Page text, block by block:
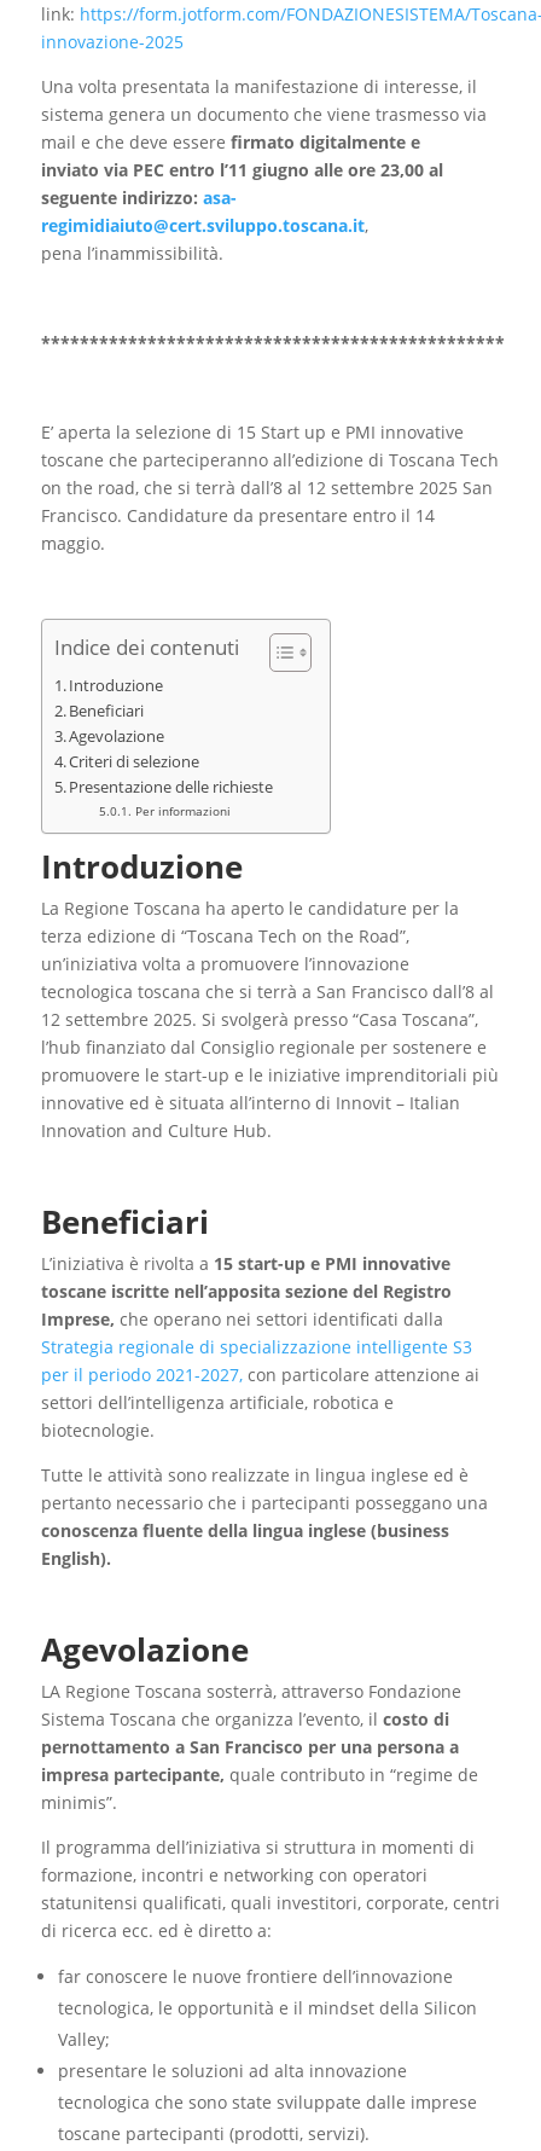
link: https://form.jotform.com/FONDAZIONESISTEMA/
innovazione-2025
Una volta presentata la manifestazione di interesse, il
sistema genera un documento che viene trasmesso via
mail e che deve essere firmato digitalmente e
inviato via PEC entro l’11 giugno alle ore 23,00 al
seguente indirizzo: asa-
regimidiaiuto@cert.sviluppo.toscana.it,
pena l’inammissibilità.
************************************************
E’ aperta la selezione di 15 Start up e PMI innovative
toscane che parteciperanno all’edizione di Toscana Tech
on the road, che si terrà dall’8 al 12 settembre 2025 San
Francisco. Candidature da presentare entro il 14
maggio.
Indice dei contenuti
Introduzione
Beneficiari
Agevolazione
Criteri di selezione
Presentazione delle richieste
Per informazioni
Introduzione
La Regione Toscana ha aperto le candidature per la
terza edizione di “Toscana Tech on the Road”,
un’iniziativa volta a promuovere l’innovazione
tecnologica toscana che si terrà a San Francisco dall’8 al
12 settembre 2025. Si svolgerà presso “Casa Toscana”,
l’hub finanziato dal Consiglio regionale per sostenere e
promuovere le start-up e le iniziative imprenditoriali più
innovative ed è situata all’interno di Innovit – Italian
Innovation and Culture Hub.
Beneficiari
L’iniziativa è rivolta a 15 start-up e PMI innovative
toscane iscritte nell’apposita sezione del Registro
Imprese, che operano nei settori identificati dalla
Strategia regionale di specializzazione intelligente S3
per il periodo 2021-2027,con particolare attenzione ai
settori dell’intelligenza artificiale, robotica e
biotecnologie.
Tutte le attività sono realizzate in lingua inglese ed è
pertanto necessario che i partecipanti posseggano una
conoscenza fluente della lingua inglese (business
English).
Agevolazione
LA Regione Toscana sosterrà, attraverso Fondazione
Sistema Toscana che organizza l’evento, il costo di
pernottamento a San Francisco per una persona a
impresa partecipante, quale contributo in “regime de
minimis”.
Il programma dell’iniziativa si struttura in momenti di
formazione, incontri e networking con operatori
statunitensi qualificati, quali investitori, corporate, centri
di ricerca ecc. ed è diretto a:
far conoscere le nuove frontiere dell’innovazione
tecnologica, le opportunità e il mindset della Silicon
Valley;
presentare le soluzioni ad alta innovazione
tecnologica che sono state sviluppate dalle imprese
toscane partecipanti (prodotti, servizi).